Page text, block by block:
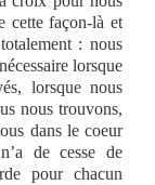
cette façon-là et
: nous
lorsque
lorsque nous
nous trouvons,
dans le coeur
de cesse de
pour chacun